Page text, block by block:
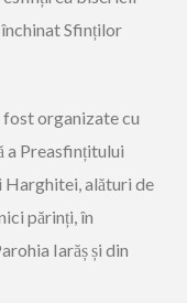
Sfinților
fost organizate cu
a Preasfințitului
Harghitei, alături de
părinți,în
a Iarăș și din